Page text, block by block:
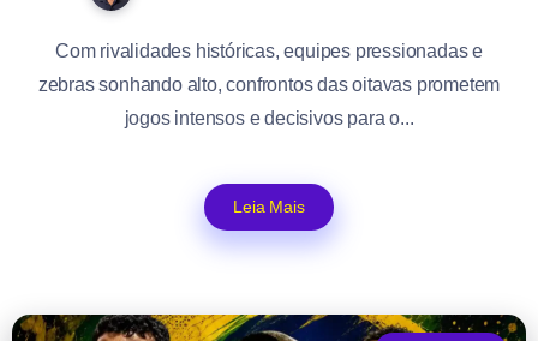
Com rivalidades históricas, equipes pressionadas e
zebras sonhando alto, confrontos das oitavas prometem
jogos intensos e decisivos para o...
Leia Mais